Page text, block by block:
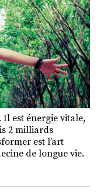
est énergie vitale,
2 milliards
est l’art
de longue vie.